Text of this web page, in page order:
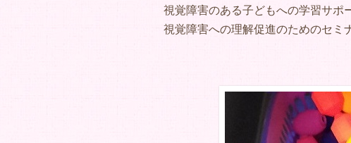
視覚障害のある子どもへの学習サポ
視覚障害への理解促進のためのセミ